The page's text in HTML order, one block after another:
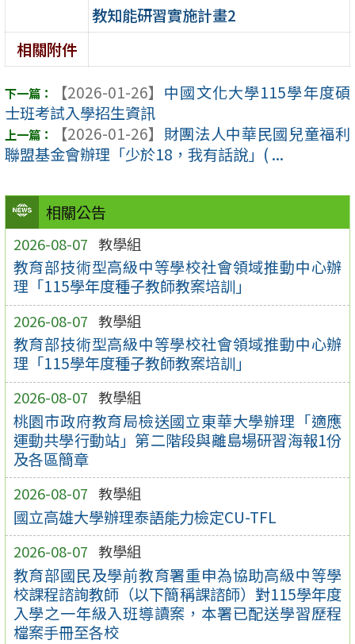
相關公告
2026-08-07 教學組
教育部技術型高級中等學校社會領域推動中心辦
理「115學年度種子教師教案培訓」
2026-08-07 教學組
教育部技術型高級中等學校社會領域推動中心辦
理「115學年度種子教師教案培訓」
2026-08-07 教學組
桃園市政府教育局檢送國立東華大學辦理「適應
運動共學行動站」第二階段與離島場研習海報1份
及各區簡章
2026-08-07 教學組
國立高雄大學辦理泰語能力檢定CU-TFL
2026-08-07 教學組
教育部國民及學前教育署重申為協助高級中等學
校課程諮詢教師（以下簡稱課諮師）對115學年度
入學之一年級入班導讀案，本署已配送學習歷程
檔案手冊至各校
教知能研習實施計畫2
相關附件
【2026-01-26】 中國文化大學115學年度碩
士班考試入學招生資訊
【2026-01-26】 財團法人中華民國兒童福利
聯盟基金會辦理「少於18，我有話說」( ...